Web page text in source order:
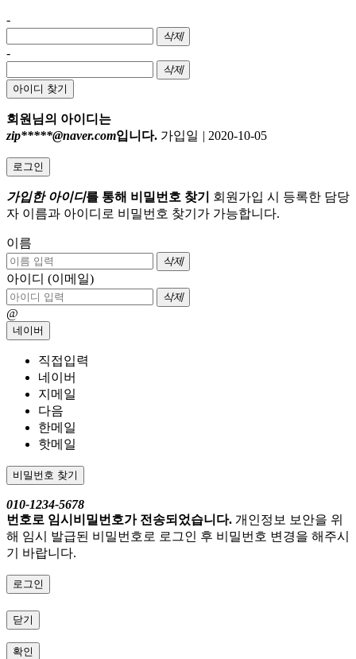
-
삭제
-
삭제
아이디 찾기
회원님의 아이디는
zip*****@naver.com입니다. 가입일 | 2020-10-05
로그인
가입한 아이디를 통해 비밀번호 찾기
회원가입 시 등록한 담당
자 이름과 아이디로 비밀번호 찾기가 가능합니다.
이름
삭제
아이디 (이메일)
삭제
@
네이버
직접입력
네이버
지메일
다음
한메일
핫메일
비밀번호 찾기
010-1234-5678
번호로 임시비밀번호가 전송되었습니다. 개인정보 보안을 위
해 임시 발급된 비밀번호로 로그인 후 비밀번호 변경을 해주시
기 바랍니다.
로그인
닫기
확인